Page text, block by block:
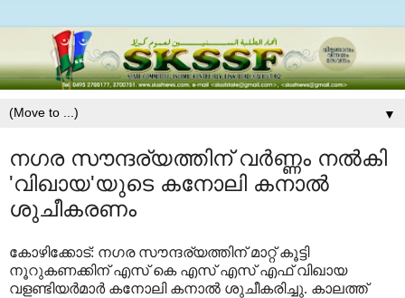
▼
നഗര സൗന്ദര്യത്തിന് വര്‍ണ്ണം നല്‍കി
'വിഖായ'യുടെ കനോലി കനാല്‍
ശുചീകരണം
കോഴിക്കോട്: നഗര സൗന്ദര്യത്തിന് മാറ്റ് കൂട്ടി
നൂറുകണക്കിന് എസ് കെ എസ് എസ് എഫ് വിഖായ
വളണ്ടിയര്‍മാര്‍ കനോലി കനാല്‍ ശുചീകരിച്ചു. കാലത്ത്